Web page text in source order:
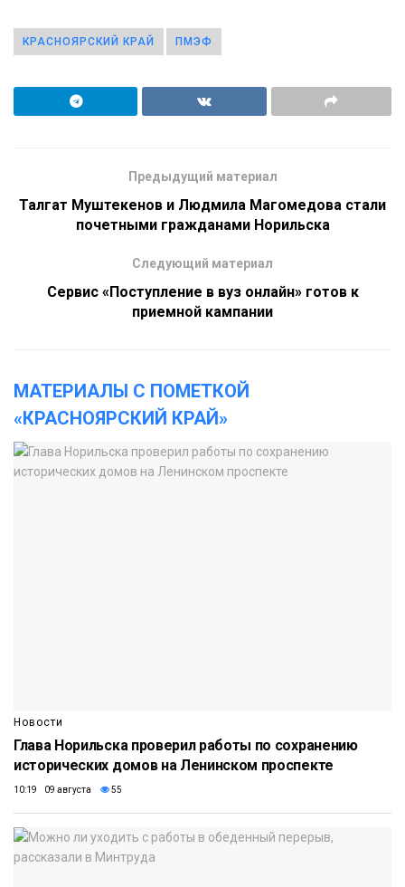
КРАСНОЯРСКИЙ КРАЙ ПМЭФ
Предыдущий материал
Талгат Муштекенов и Людмила Магомедова стали
почетными гражданами Норильска
Следующий материал
Сервис «Поступление в вуз онлайн» готов к
приемной кампании
МАТЕРИАЛЫ С ПОМЕТКОЙ
«КРАСНОЯРСКИЙ КРАЙ»
Новости
Глава Норильска проверил работы по сохранению
исторических домов на Ленинском проспекте
10:19 09 августа 55